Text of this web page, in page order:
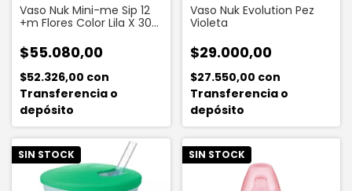
Vaso Nuk Mini-me Sip 12
+m Flores Color Lila X 300
$55.080,00
$52.326,00 con
Transferencia o
depósito
Vaso Nuk Evolution Pez
Violeta
$29.000,00
$27.550,00 con
Transferencia o
depósito
SIN STOCK SIN STOCK